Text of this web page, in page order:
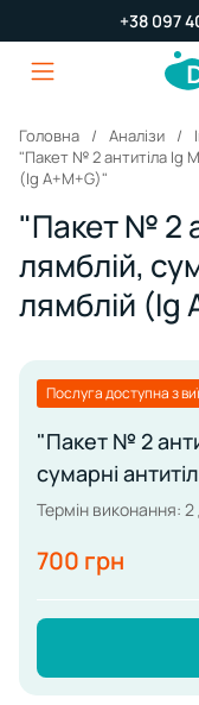
+38 097
Головна Аналізи
"Пакет № 2 антитіла Ig
(Ig А+М+G)"
"Пакет № 2
лямблій,
лямблій (Ig
Послуга доступна з
"Пакет № 2
сумарні
Термін виконання: 2
700 грн